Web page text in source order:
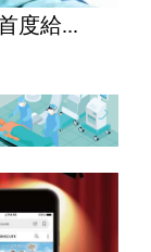
度給...